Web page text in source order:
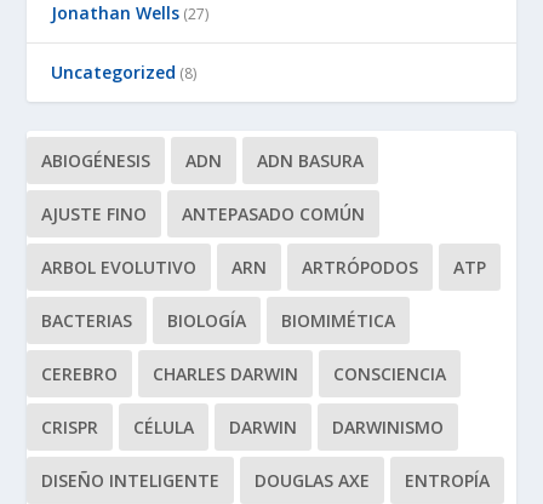
Jonathan Wells (27)
Uncategorized (8)
ABIOGÉNESIS ADN ADN BASURA
AJUSTE FINO ANTEPASADO COMÚN
ARBOL EVOLUTIVO ARN ARTRÓPODOS ATP
BACTERIAS BIOLOGÍA BIOMIMÉTICA
CEREBRO CHARLES DARWIN CONSCIENCIA
CRISPR CÉLULA DARWIN DARWINISMO
DISEÑO INTELIGENTE DOUGLAS AXE ENTROPÍA